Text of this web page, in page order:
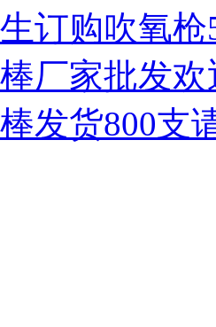
订购吹氧
厂家批发
发货800支